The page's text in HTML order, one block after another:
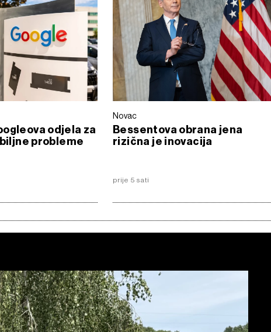
odjela za
probleme
Novac
Bessentova obrana jena
rizična je inovacija
prije 5 sati